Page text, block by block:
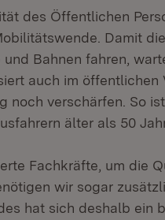
des Öffentlichen
Damit
Bahnen fahren,
auch im
noch verschärfen. So
älter als 50
Fachkräfte, um die
wir sogar
hat sich deshalb ein